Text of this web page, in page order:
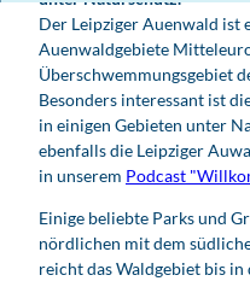
Der Leipziger Auenwald ist
Auenwaldgebiete
Überschwemmungsgebiet
Besonders interessant ist
in einigen Gebieten unter
ebenfalls die Leipziger
in unserem Podcast
Einige beliebte Parks und
nördlichen mit dem
reicht das Waldgebiet bis